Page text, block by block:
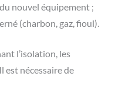
nouvel équipement ;
(charbon, gaz, fioul).
l’isolation, les
est nécessaire de